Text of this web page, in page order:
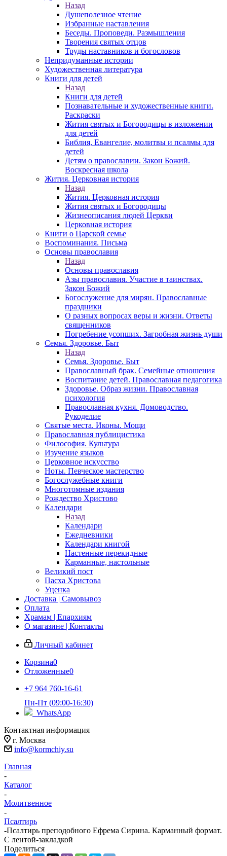
Назад
Душеполезное чтение
Избранные наставления
Беседы. Проповеди. Размышления
Творения святых отцов
Труды наставников и богословов
Непридуманные истории
Художественная литература
Книги для детей
Назад
Книги для детей
Познавательные и художественные книги.
Раскраски
Жития святых и Богородицы в изложении
для детей
Библия, Евангелие, молитвы и псалмы для
детей
Детям о православии. Закон Божий.
Воскресная школа
Жития. Церковная история
Назад
Жития. Церковная история
Жития святых и Богородицы
Жизнеописания людей Церкви
Церковная история
Книги о Царской семье
Воспоминания. Письма
Основы православия
Назад
Основы православия
Азы православия. Участие в таинствах.
Закон Божий
Богослужение для мирян. Православные
праздники
О разных вопросах веры и жизни. Ответы
священников
Погребение усопших. Загробная жизнь души
Семья. Здоровье. Быт
Назад
Семья. Здоровье. Быт
Православный брак. Семейные отношения
Воспитание детей. Православная педагогика
Здоровье. Образ жизни. Православная
психология
Православная кухня. Домоводство.
Рукоделие
Святые места. Иконы. Мощи
Православная публицистика
Философия. Культура
Изучение языков
Церковное искусство
Ноты. Певческое мастерство
Богослужебные книги
Многотомные издания
Рождество Христово
Календари
Назад
Календари
Ежедневники
Календари книгой
Настенные перекидные
Карманные, настольные
Великий пост
Пасха Христова
Уценка
Доставка | Самовывоз
Оплата
Храмам | Епархиям
О магазине | Контакты
Личный кабинет
Корзина0
Отложенные0
+7 964 760-16-61
Пн-Пт (09:00-16:30)
WhatsApp
Контактная информация
г. Москва
info@kormchiy.su
Главная
-
Каталог
-
Молитвенное
-
Псалтирь
-Псалтирь преподобного Ефрема Сирина. Карманный формат.
С лентой-закладкой
Поделиться